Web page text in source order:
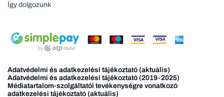
Így dolgozunk
Adatvédelmi és adatkezelési tájékoztató (aktuális)
Adatvédelmi és adatkezelési tájékoztató (2019-2025)
Médiatartalom-szolgáltatói tevékenységre vonatkozó
adatkezelési tájékoztató (aktuális)